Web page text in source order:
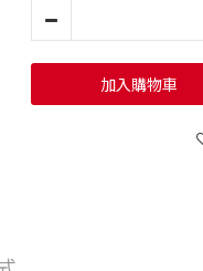
加入購物車